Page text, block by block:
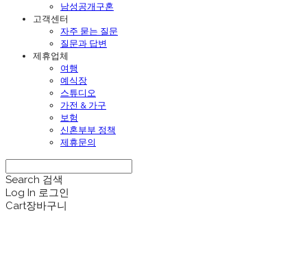
남성공개구혼
고객센터
자주 묻는 질문
질문과 답변
제휴업체
여행
예식장
스튜디오
가전 & 가구
보험
신혼부부 정책
제휴문의
Search 검색
Log In 로그인
Cart장바구니